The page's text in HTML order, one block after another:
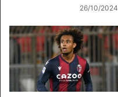
26/10/2024